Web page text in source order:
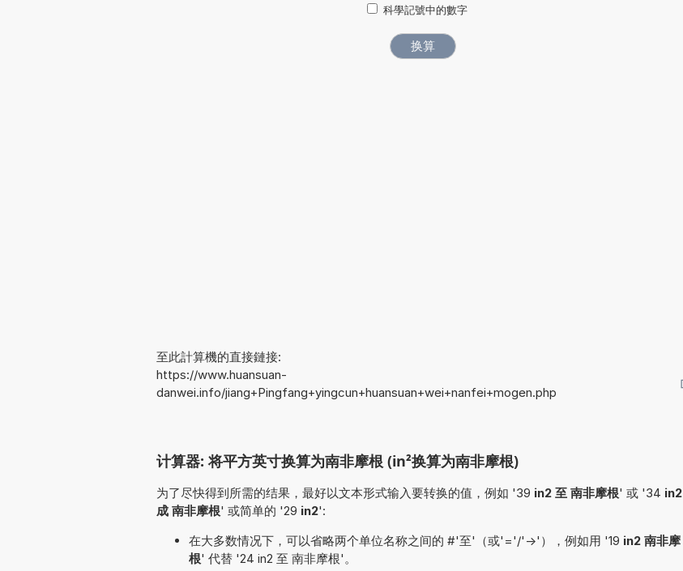
科學記號中的數字
至此計算機的直接鏈接:
https://www.huansuan-
danwei.info/jiang+Pingfang+yingcun+huansuan+wei+nanfei+mogen.php
计算器: 将平方英寸换算为南非摩根 (in²换算为南非摩根)
为了尽快得到所需的结果，最好以文本形式输入要转换的值，例如 '39 in2 至 南非摩根' 或 '34 in2
成 南非摩根' 或简单的 '29 in2':
在大多数情况下，可以省略两个单位名称之间的 #'至'（或'='/'->'），例如用 '19 in2 南非摩
根' 代替 '24 in2 至 南非摩根'。